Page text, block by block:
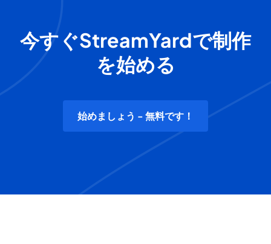
今すぐStreamYardで制作
を始める
始めましょう - 無料です！